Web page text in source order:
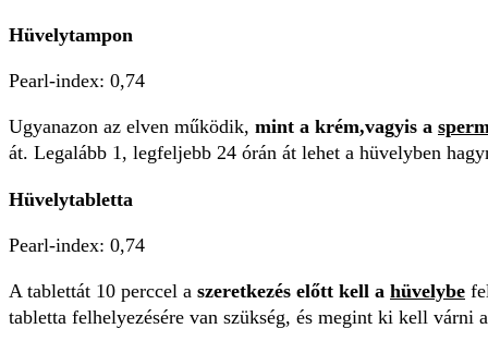
Hüvelytampon
Pearl-index: 0,74
Ugyanazon az elven működik, mint a krém,vagyis a
át. Legalább 1, legfeljebb 24 órán át lehet a hüvelyben
Hüvelytabletta
Pearl-index: 0,74
A tablettát 10 perccel a szeretkezés előtt kell a hüvelybe
tabletta felhelyezésére van szükség, és megint ki kell várni